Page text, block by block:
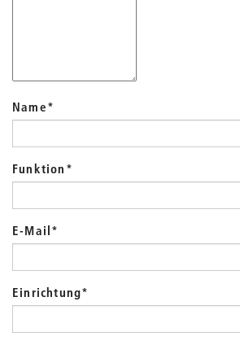
Name*
Funktion *
E-Mail*
Einrichtung*